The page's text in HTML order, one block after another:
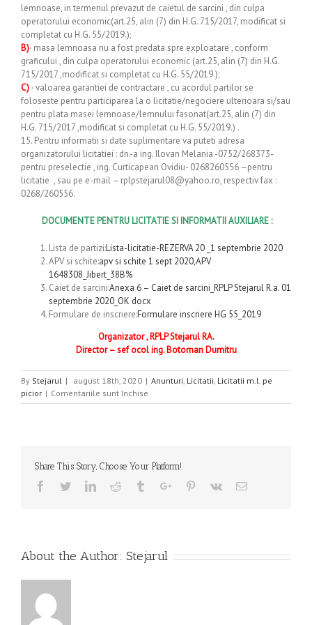
lemnoase, in termenul prevazut de caietul de sarcini , din culpa
operatorului economic(art.25, alin (7) din H.G. 715/2017, modificat si
completat cu H.G. 55/2019.);
B)· masa lemnoasa nu a fost predata spre exploatare , conform
graficului , din culpa operatorului economic (art.25, alin (7) din H.G.
715/2017 ,modificat si completat cu H.G. 55/2019.);
C) · valoarea garantiei de contractare , cu acordul partilor se
foloseste pentru participarea la o licitatie/negociere ulterioara si/sau
pentru plata masei lemnoase/lemnului fasonat(art.25, alin (7) din
H.G. 715/2017 ,modificat si completat cu H.G. 55/2019.) .
15. Pentru informatii si date suplimentare va puteti adresa
organizatorului licitatiei : dn.-a ing. Ilovan Melania -0752/268373-
pentru preselectie , ing. Curticapean Ovidiu- 0268260556 –pentru
licitatie , sau pe e-mail – rplpstejarul08@yahoo.ro, respectiv fax :
0268/260556.
DOCUMENTE PENTRU LICITATIE SI INFORMATII AUXILIARE :
Lista de partizi:Lista-licitatie-REZERVA 20 _1 septembrie 2020
APV si schite:apv si schite 1 sept 2020,APV
1648308_Jibert_38B%
Caiet de sarcini:Anexa 6 – Caiet de sarcini_RPLP Stejarul R.a. 01
septembrie 2020_OK docx
Formulare de inscriere:Formulare inscriere HG 55_2019
Organizator , RPLP Stejarul RA.
Director – sef ocol ing. Botoman Dumitru
By Stejarul | august 18th, 2020 | Anunturi, Licitatii, Licitatii m.l. pe
picior | Comentariile sunt închise
LICITATIE
PE
PICIOR
Share This Story, Choose Your Platform!
Facebook
TwitterLinkedinReddit TumblrGoogle+Pinterest
Vk Email
About the Author: Stejarul